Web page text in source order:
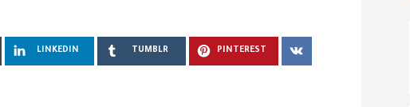
LINKEDIN TUMBLR PINTEREST